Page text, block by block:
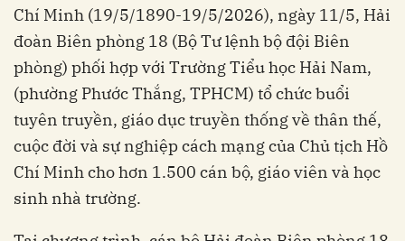
Chí Minh (19/5/1890-19/5/2026), ngày 11/5, Hải
đoàn Biên phòng 18 (Bộ Tư lệnh bộ đội Biên
phòng) phối hợp với Trường Tiểu học Hải Nam,
(phường Phước Thắng, TPHCM) tổ chức buổi
tuyên truyền, giáo dục truyền thống về thân thế,
cuộc đời và sự nghiệp cách mạng của Chủ tịch Hồ
Chí Minh cho hơn 1.500 cán bộ, giáo viên và học
sinh nhà trường.